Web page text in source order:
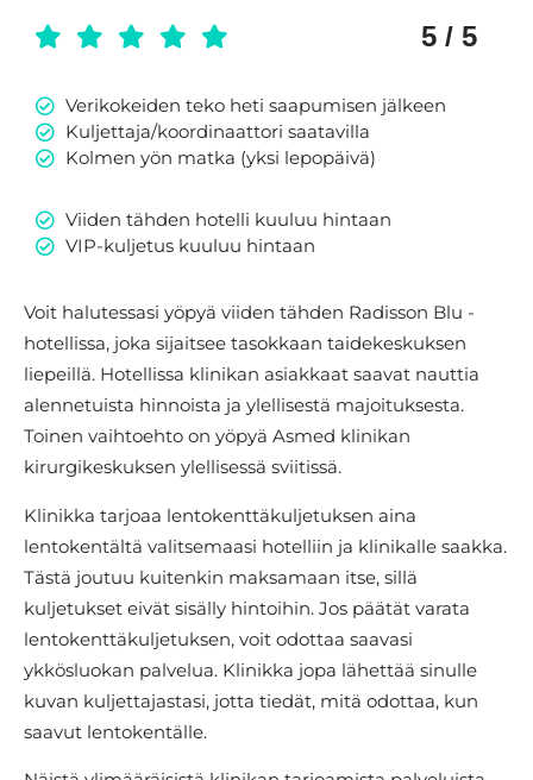
5 / 5
Verikokeiden teko heti saapumisen jälkeen
Kuljettaja/koordinaattori saatavilla
Kolmen yön matka (yksi lepopäivä)
Viiden tähden hotelli kuuluu hintaan
VIP-kuljetus kuuluu hintaan
Voit halutessasi yöpyä viiden tähden Radisson Blu -
hotellissa, joka sijaitsee tasokkaan taidekeskuksen
liepeillä. Hotellissa klinikan asiakkaat saavat nauttia
alennetuista hinnoista ja ylellisestä majoituksesta.
Toinen vaihtoehto on yöpyä Asmed klinikan
kirurgikeskuksen ylellisessä sviitissä.
Klinikka tarjoaa lentokenttäkuljetuksen aina
lentokentältä valitsemaasi hotelliin ja klinikalle saakka.
Tästä joutuu kuitenkin maksamaan itse, sillä
kuljetukset eivät sisälly hintoihin. Jos päätät varata
lentokenttäkuljetuksen, voit odottaa saavasi
ykkösluokan palvelua. Klinikka jopa lähettää sinulle
kuvan kuljettajastasi, jotta tiedät, mitä odottaa, kun
saavut lentokentälle.